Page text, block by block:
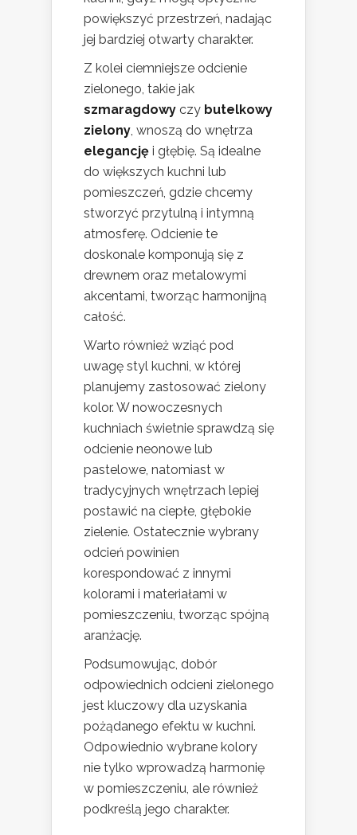
powiększyć przestrzeń, nadając
jej bardziej otwarty charakter.
Z kolei ciemniejsze odcienie
zielonego, takie jak
szmaragdowy czy butelkowy
zielony, wnoszą do wnętrza
elegancję i głębię. Są idealne
do większych kuchni lub
pomieszczeń, gdzie chcemy
stworzyć przytulną i intymną
atmosferę. Odcienie te
doskonale komponują się z
drewnem oraz metalowymi
akcentami, tworząc harmonijną
całość.
Warto również wziąć pod
uwagę styl kuchni, w której
planujemy zastosować zielony
kolor. W nowoczesnych
kuchniach świetnie sprawdzą się
odcienie neonowe lub
pastelowe, natomiast w
tradycyjnych wnętrzach lepiej
postawić na ciepłe, głębokie
zielenie. Ostatecznie wybrany
odcień powinien
korespondować z innymi
kolorami i materiałami w
pomieszczeniu, tworząc spójną
aranżację.
Podsumowując, dobór
odpowiednich odcieni zielonego
jest kluczowy dla uzyskania
pożądanego efektu w kuchni.
Odpowiednio wybrane kolory
nie tylko wprowadzą harmonię
w pomieszczeniu, ale również
podkreślą jego charakter.